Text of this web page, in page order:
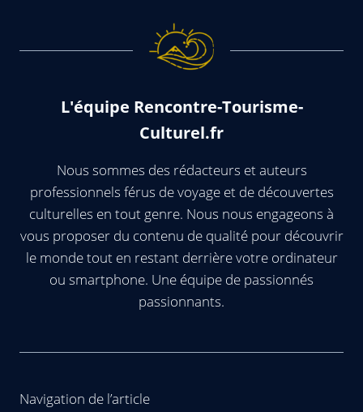
L'équipe Rencontre-Tourisme-
Culturel.fr
Nous sommes des rédacteurs et auteurs
professionnels férus de voyage et de découvertes
culturelles en tout genre. Nous nous engageons à
vous proposer du contenu de qualité pour découvrir
le monde tout en restant derrière votre ordinateur
ou smartphone. Une équipe de passionnés
passionnants.
Navigation de l’article